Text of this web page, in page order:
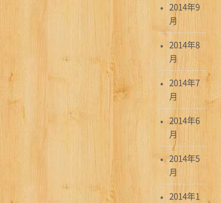
2014年9
月
2014年8
月
2014年7
月
2014年6
月
2014年5
月
2014年1